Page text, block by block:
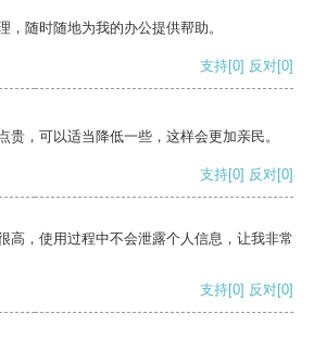
，随时随地为我的办公提供帮助。
支持[0] 反对[0]
贵，可以适当降低一些，这样会更加亲民。
支持[0] 反对[0]
高，使用过程中不会泄露个人信息，让我非常
支持[0] 反对[0]